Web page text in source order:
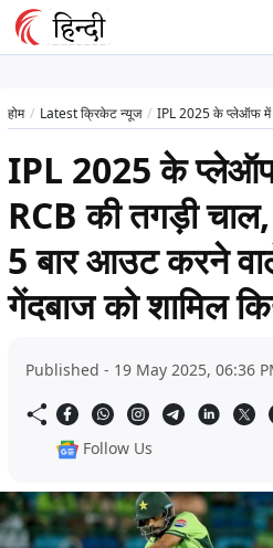
होम Latest क्रिकेट न्यूज IPL 2025 के प्लेऑफ में पहुंचते ही RCB की
IPL 2025 के
RCB की तगड़ी
5 बार आउट करने
गेंदबाज को शामिल
Published - 19 May 2025, 06:36
Follow Us